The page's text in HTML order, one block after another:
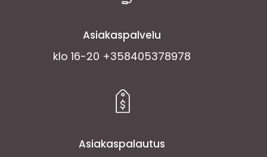
Asiakaspalvelu
klo 16-20 +358405378978
Asiakaspalautus